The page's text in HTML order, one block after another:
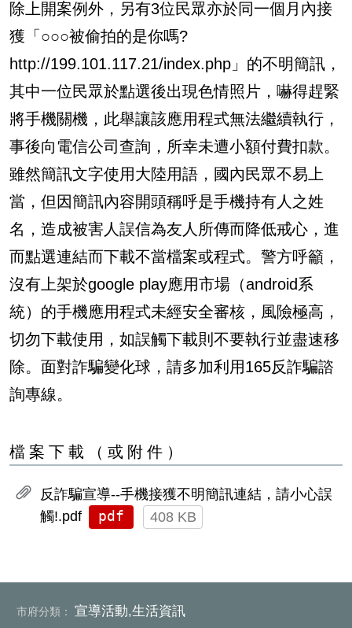
除上開案例外，另有3位民眾亦於同一個月內接
獲「○○○被偷拍的是你嗎?
http://199.101.117.21/index.php」的不明簡訊，
其中一位民眾於點選後出現色情照片，嚇得趕緊
將手機關機，此舉讓該應用程式無法繼續執行，
事後向電信公司查詢，所幸未遭小額付費扣款。
雖然簡訊文字使用大陸用語，國內民眾不易上
當，但因簡訊內容開頭稱呼是手機持有人之姓
名，造成被害人誤信為友人所傳而降低戒心，進
而點選連結而下載不當檔案或程式。警方呼籲，
沒有上架於google play應用市場（android系
統）的手機應用程式未經安全審核，風險極高，
切勿下載使用，如誤觸下載則不要執行並盡速移
除。面對詐騙變化球，請多加利用165反詐騙諮
詢專線。
檔案下載（或附件）
反詐騙宣導--手機接獲不明簡訊連結，請小心誤
觸!.pdf
pdf 408 KB
市府分類： 宣導活動,生活資訊